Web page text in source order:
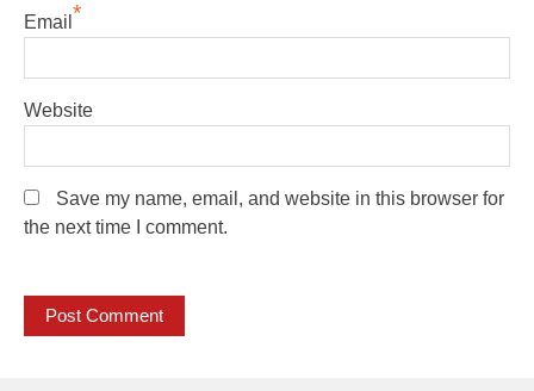
Email *
Website
Save my name, email, and website in this browser for
the next time I comment.